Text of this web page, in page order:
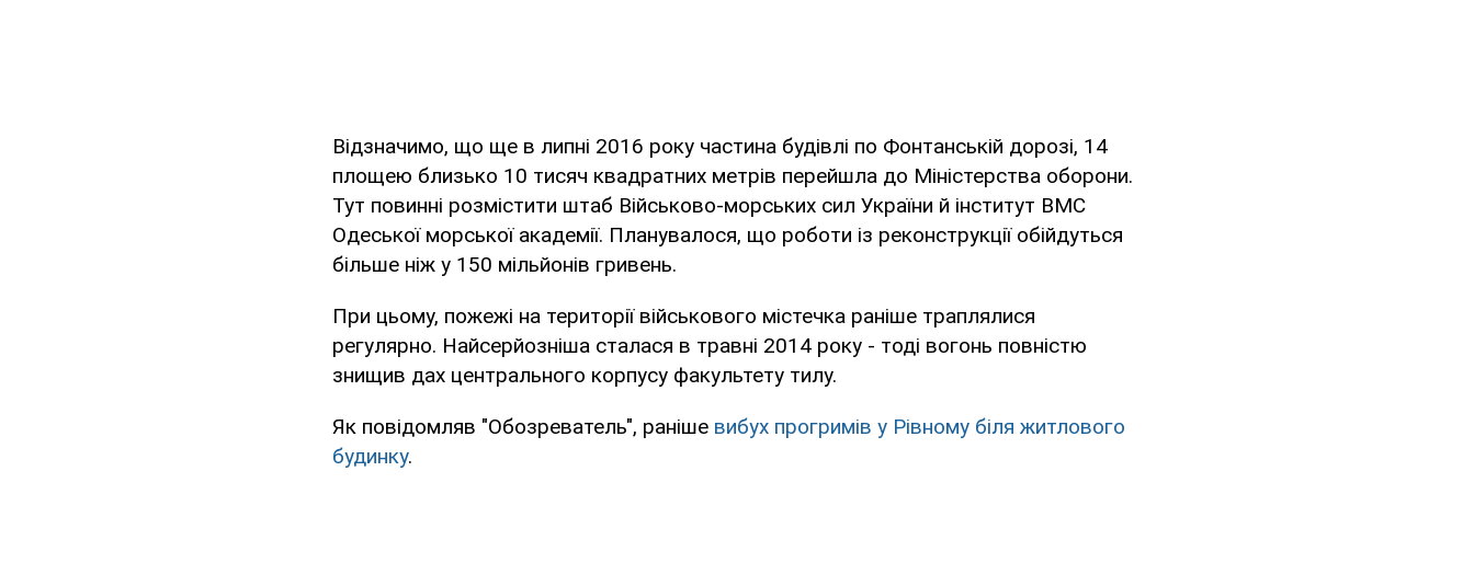
Відзначимо, що ще в липні 2016 року частина будівлі по Фонтанській дорозі, 14
площею близько 10 тисяч квадратних метрів перейшла до Міністерства оборони.
Тут повинні розмістити штаб Військово-морських сил України й інститут ВМС
Одеської морської академії. Планувалося, що роботи із реконструкції обійдуться
більше ніж у 150 мільйонів гривень.
При цьому, пожежі на території військового містечка раніше траплялися
регулярно. Найсерйозніша сталася в травні 2014 року - тоді вогонь повністю
знищив дах центрального корпусу факультету тилу.
Як повідомляв "Обозреватель", раніше вибух прогримів у Рівному біля житлового
будинку.